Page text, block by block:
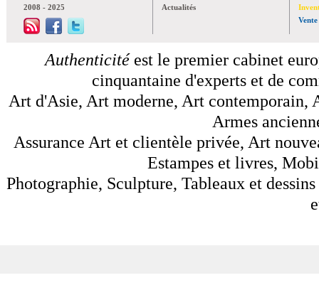
2008 - 2025
Actualités
Vente
Authenticitéest le premier cabinet
cinquantaine d'experts et de
Art d'Asie, Art moderne, Art contemporain,
Armes
Assurance Art et clientèle privée, Art
Estampes et livres,
Photographie, Sculpture, Tableaux et